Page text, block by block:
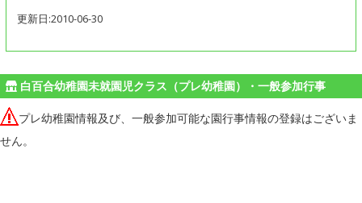
更新日:2010-06-30
白百合幼稚園未就園児クラス（プレ幼稚園）・一般参加行事
プレ幼稚園情報及び、一般参加可能な園行事情報の登録はございま
せん。